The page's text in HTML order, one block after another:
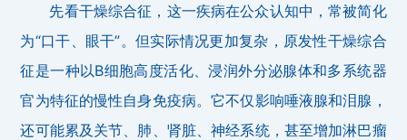
先看干燥综合征，这一疾病在公众认知中，常被简化
为“口干、眼干”。但实际情况更加复杂，原发性干燥综合
征是一种以B细胞高度活化、浸润外分泌腺体和多系统器
官为特征的慢性自身免疫病。它不仅影响唾液腺和泪腺，
还可能累及关节、肺、肾脏、神经系统，甚至增加淋巴瘤